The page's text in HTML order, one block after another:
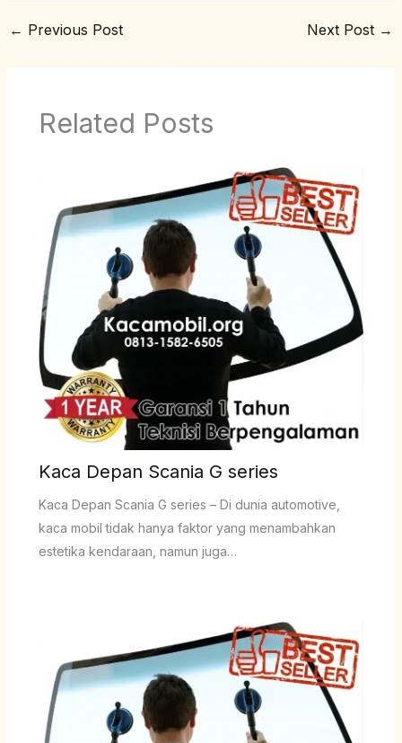
← Previous Post Next Post →
Related Posts
Kaca Depan Scania G series
Kaca Depan Scania G series – Di dunia automotive,
kaca mobil tidak hanya faktor yang menambahkan
estetika kendaraan, namun juga…